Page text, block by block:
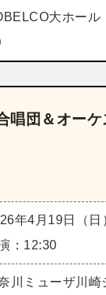
大ホール
唱団＆オー
年4月19日（日
：12:30
川
ミューザ川